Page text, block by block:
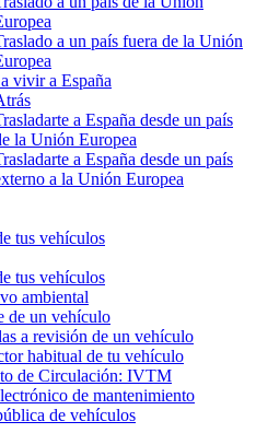
a un país fuera de la Unión
vivir a España
a España desde un país
la Unión Europea
a España desde un país
a la Unión Europea
tus vehículos
tus vehículos
ambiental
de un vehículo
a revisión de un vehículo
habitual de tu vehículo
de Circulación: IVTM
de mantenimiento
de vehículos